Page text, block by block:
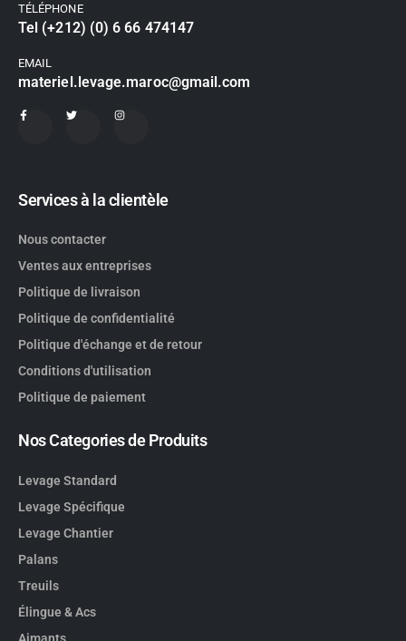
TÉLÉPHONE
Tel (+212) (0) 6 66 474147
EMAIL
materiel.levage.maroc@gmail.com
Services à la clientèle
Nous contacter
Ventes aux entreprises
Politique de livraison
Politique de confidentialité
Politique d'échange et de retour
Conditions d'utilisation
Politique de paiement
Nos Categories de Produits
Levage Standard
Levage Spécifique
Levage Chantier
Palans
Treuils
Élingue & Acs